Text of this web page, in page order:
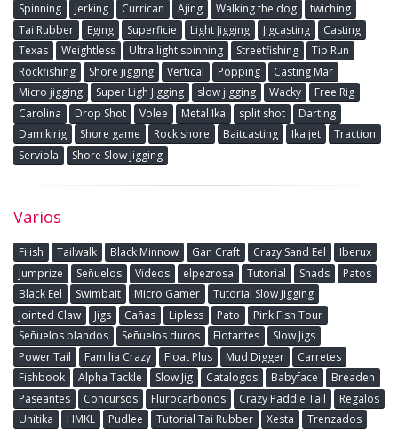
Spinning Jerking Currican Ajing Walking the dog
twiching
Tai Rubber
Eging Superficie Light Jigging Jigcasting
Casting
Texas
Weightless Ultra light spinning Streetfishing
Tip Run
Rockfishing
Shore jigging Vertical Popping
Casting Mar
Micro jigging
Super Ligh Jigging slow jigging Wacky
Free Rig
Carolina
Drop Shot Volee Metal Ika split shot
Darting
Damikirig
Shore game Rock shore Baitcasting Ika jet
Traction
Serviola
Shore Slow Jigging
Varios
Fiiish Tailwalk Black Minnow Gan Craft Crazy Sand Eel
Iberux
Jumprize
Señuelos Videos elpezrosa Tutorial Shads
Patos
Black Eel
Swimbait Micro Gamer
Tutorial Slow Jigging
Jointed Claw
Jigs Cañas Lipless Pato
Pink Fish Tour
Señuelos blandos
Señuelos duros Flotantes
Slow Jigs
Power Tail
Familia Crazy Float Plus Mud Digger
Carretes
Fishbook
Alpha Tackle Slow Jig Catalogos Babyface
Breaden
Paseantes
Concursos Flurocarbonos Crazy Paddle Tail
Regalos
Unitika
HMKL Pudlee Tutorial Tai Rubber Xesta
Trenzados